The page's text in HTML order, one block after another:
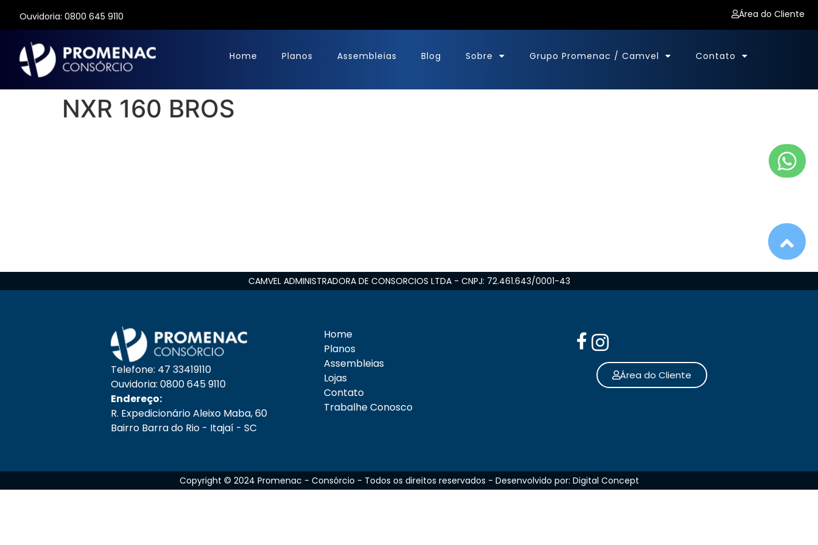
Ouvidoria: 0800 645 9110 Área do Cliente
Home Planos Assembleias Blog Sobre Grupo Promenac / Camvel Contato
NXR 160 BROS
CAMVEL ADMINISTRADORA DE CONSORCIOS LTDA - CNPJ: 72.461.643/0001-43
Telefone: 47 33419110
Ouvidoria: 0800 645 9110
Endereço:
R. Expedicionário Aleixo Maba, 60
Bairro Barra do Rio - Itajaí - SC
Home
Planos
Assembleias
Lojas
Contato
Trabalhe Conosco
Área do Cliente
Copyright © 2024 Promenac - Consórcio - Todos os direitos reservados - Desenvolvido por: Digital Concept